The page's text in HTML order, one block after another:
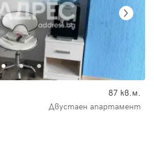
87 кв.м.
Двустаен апартамент